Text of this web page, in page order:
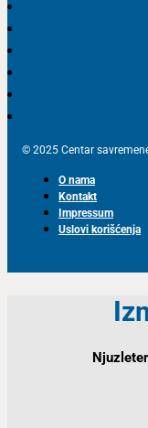
© 2025 Centar
O nama
Kontakt
Impressum
Uslovi korišćenja